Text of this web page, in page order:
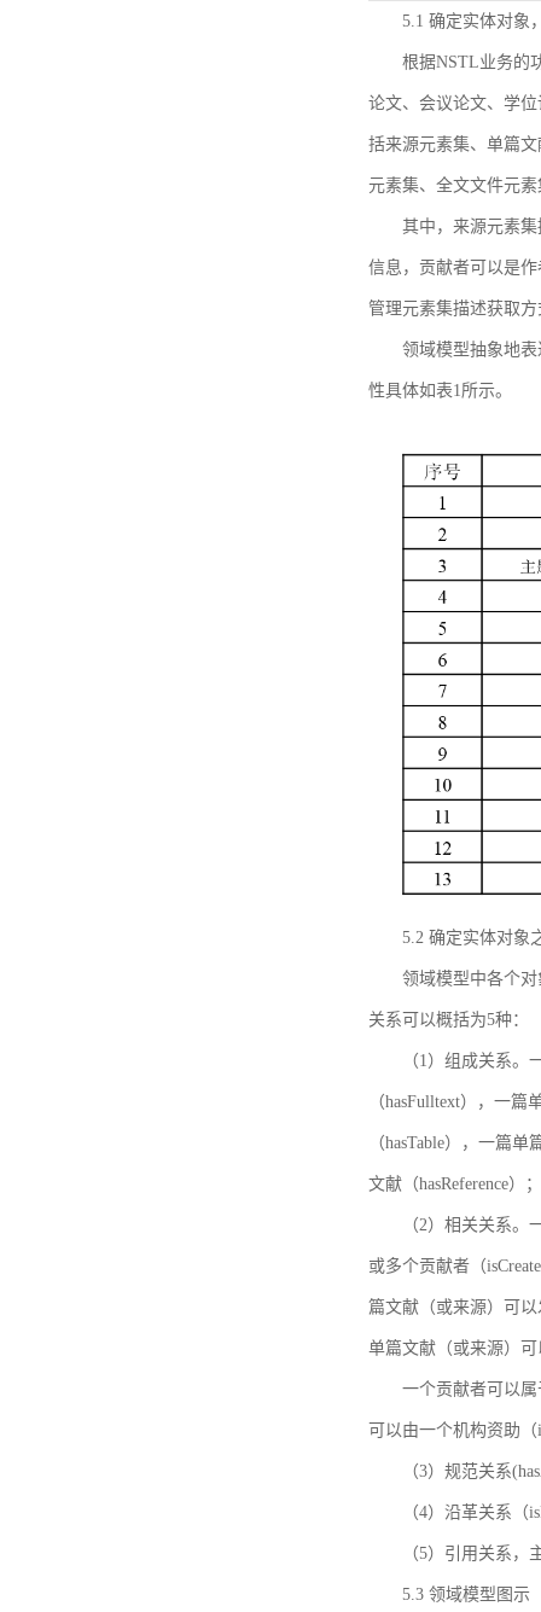
5.1 确定实体对象
根据NSTL业务的
论文、会议论文、学
括来源元素集、单篇
元素集、全文文件元
其中，来源元素
信息，贡献者可以是
管理元素集描述获取
领域模型抽象地
性具体如表1所示。
5.2 确定实体对象
领域模型中各个
关系可以概括为5种：
（1）组成关系
（hasFulltext），一
（hasTable），一篇
文献（hasReference）；
（2）相关关系
或多个贡献者（
篇文献（或来源）可
单篇文献（或来源）可
一个贡献者可以
可以由一个机构资助（
（3）规范关系
（4）沿革关系
（5）引用关系，
5.3 领域模型图示